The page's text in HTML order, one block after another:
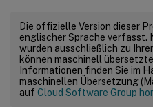
Die offizielle Version dieser
englischer Sprache verfasst.
wurden ausschließlich zu
können maschinell
Informationen finden Sie im
maschinellen Übersetzung
auf Cloud Software Group